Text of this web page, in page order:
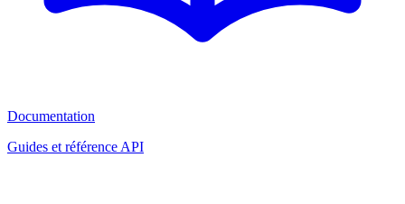
Documentation
Guides et référence API